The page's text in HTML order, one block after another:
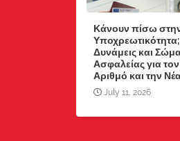
Κάνουν πίσω
Δυνάμεις και
Ασφαλείας για
Αριθμό και την
July 11, 2026